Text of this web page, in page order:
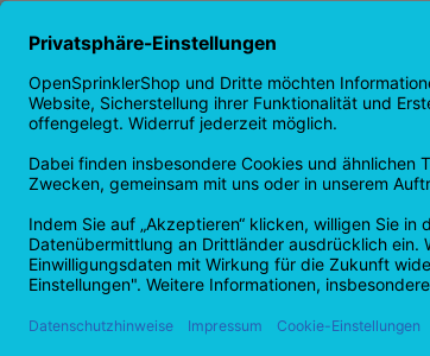
ÜBER UNS
OpenSprinkler ist das weltweit
führende OpenSource
Bewässerungssystem. Nutzen auch
Sie die Macht von OpenSource und
automatisieren Sie Ihre Bewässerung!